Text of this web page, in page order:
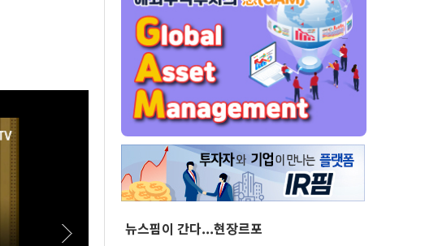
뉴스핌이 간다...현장르포